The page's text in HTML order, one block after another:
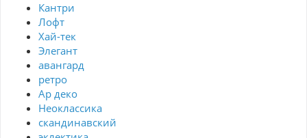
Кантри
Лофт
Хай-тек
Элегант
авангард
ретро
Ар деко
Неоклассика
скандинавский